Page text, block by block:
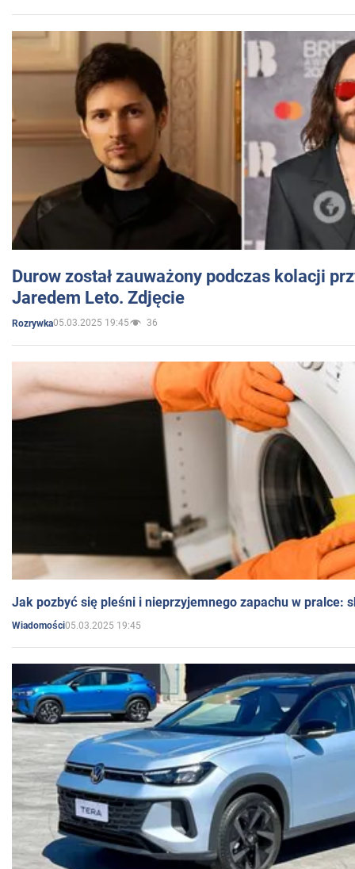
Durow został zauważony podczas kolacji
Jaredem Leto. Zdjęcie
Rozrywka05.03.2025 19:45 36
Jak pozbyć się pleśni i nieprzyjemnego zapachu w pralce:
Wiadomości05.03.2025 19:45